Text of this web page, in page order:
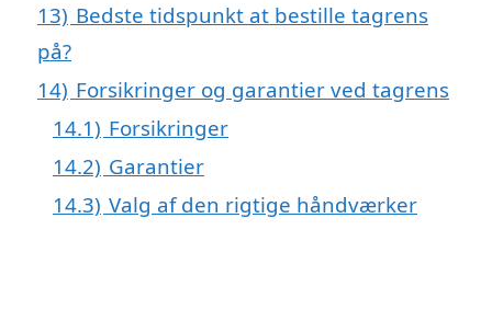
13) Bedste tidspunkt at bestille tagrens
på?
14) Forsikringer og garantier ved tagrens
14.1) Forsikringer
14.2) Garantier
14.3) Valg af den rigtige håndværker